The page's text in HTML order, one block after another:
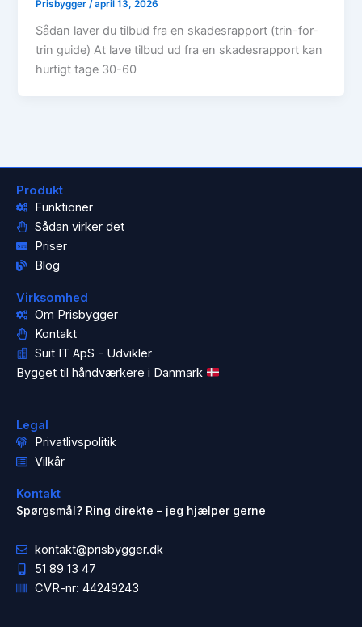
Prisbygger /april 13, 2026
Sådan laver du tilbud fra en skadesrapport (trin-for-
trin guide) At lave tilbud ud fra en skadesrapport kan
hurtigt tage 30-60
Produkt
Funktioner
Sådan virker det
Priser
Blog
Virksomhed
Om Prisbygger
Kontakt
Suit IT ApS - Udvikler
Bygget til håndværkere i Danmark
Legal
Privatlivspolitik
Vilkår
Kontakt
Spørgsmål? Ring direkte – jeg hjælper gerne
kontakt@prisbygger.dk
51 89 13 47
CVR-nr: 44249243